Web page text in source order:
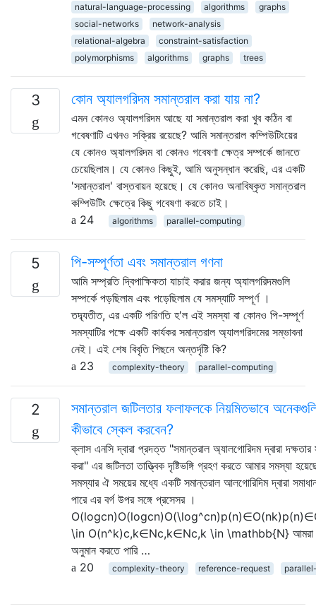
natural-language-processing
algorithms
graphs
social-networks
network-analysis
relational-algebra
constraint-satisfaction
polymorphisms
algorithms graphs trees
3 কোন অ্যালগরিদম সমান্তরাল করা যায় না?
এমন কোনও অ্যালগরিদম আছে যা সমান্তরাল করা খুব কঠিন বা
গবেষণাটি এখনও সক্রিয় রয়েছে? আমি সমান্তরাল কম্পিউটিংয়ের
যে কোনও অ্যালগরিদম বা কোনও গবেষণা ক্ষেত্র সম্পর্কে জানতে
চেয়েছিলাম। যে কোনও কিছুই, আমি অনুসন্ধান করেছি, এর একটি
'সমান্তরাল' বাস্তবায়ন হয়েছে। যে কোনও অনাবিষ্কৃত সমান্তরাল
কম্পিউটিং ক্ষেত্রে কিছু গবেষণা করতে চাই।
24
algorithms parallel-computing
5 পি-সম্পূর্ণতা এবং সমান্তরাল গণনা
আমি সম্প্রতি দ্বিপাক্ষিকতা যাচাই করার জন্য অ্যালগরিদমগুলি
সম্পর্কে পড়ছিলাম এবং পড়েছিলাম যে সমস্যাটি সম্পূর্ণ ।
তদ্ব্যতীত, এর একটি পরিণতি হ'ল এই সমস্যা বা কোনও পি-সম্পূর্ণ
সমস্যাটির পক্ষে একটি কার্যকর সমান্তরাল অ্যালগরিদমের সম্ভাবনা
নেই। এই শেষ বিবৃতি পিছনে অন্তর্দৃষ্টি কি?
23
complexity-theory parallel-computing
2
সমান্তরাল জটিলতার ফলাফলকে নিয়মিতভাবে
কীভাবে স্কেল করবেন?
ক্লাস এনসি দ্বারা প্রদত্ত "সমান্তরাল অ্যালগোরিদম দ্বারা দক্ষতার
করা" এর জটিলতা তাত্ত্বিক দৃষ্টিভঙ্গি গ্রহণ করতে আমার সমস্যা
সমস্যার ঐ সময়ের মধ্যে একটি সমান্তরাল আলগোরিদিম দ্বারা
পারে এর বর্গ উপর সঙ্গে প্রসেসর ।
\in O(n^k)c,k∈Nc,k∈Nc,k \in \mathbb{N} আমরা
অনুমান করতে পারি …
20
complexity-theory reference-request